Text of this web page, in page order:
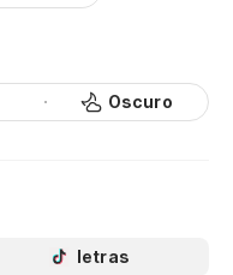
Oscuro
letras